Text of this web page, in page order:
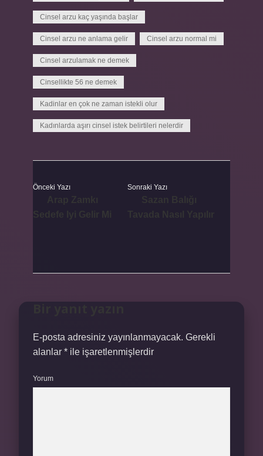
Cinsel arzu kaç yaşında başlar
Cinsel arzu ne anlama gelir Cinsel arzu normal mi
Cinsel arzulamak ne demek
Cinsellikte 56 ne demek
Kadinlar en çok ne zaman istekli olur
Kadınlarda aşırı cinsel istek belirtileri nelerdir
Önceki Yazı Sonraki Yazı
E-posta adresiniz yayınlanmayacak. Gerekli
alanlar * ile işaretlenmişlerdir
Yorum